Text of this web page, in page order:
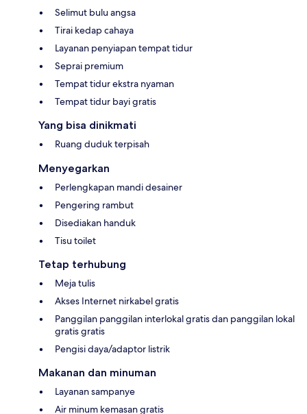
Selimut bulu angsa
Tirai kedap cahaya
Layanan penyiapan tempat tidur
Seprai premium
Tempat tidur ekstra nyaman
Tempat tidur bayi gratis
Yang bisa dinikmati
Ruang duduk terpisah
Menyegarkan
Perlengkapan mandi desainer
Pengering rambut
Disediakan handuk
Tisu toilet
Tetap terhubung
Meja tulis
Akses Internet nirkabel gratis
Panggilan panggilan interlokal gratis dan panggilan lokal
gratis gratis
Pengisi daya/adaptor listrik
Makanan dan minuman
Layanan sampanye
Air minum kemasan gratis